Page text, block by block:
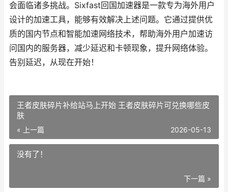
会面临诸多挑战。Sixfast回国加速器是一款专为海外用户
设计的加速工具，能够有效解决上述问题。它通过提供优
质的国内节点和智能加速网络技术，帮助海外用户加速访
问国内的服务器，减少延迟和卡顿现象，提升网络体验。
告别延迟，从现在开始！
王者皮肤碎片补给站马上开始 王者皮肤碎片可兑换哪些皮
肤
« 上一篇 2026-05-13
没有了！
下一篇 »